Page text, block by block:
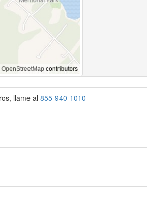
llame al 855-940-1010